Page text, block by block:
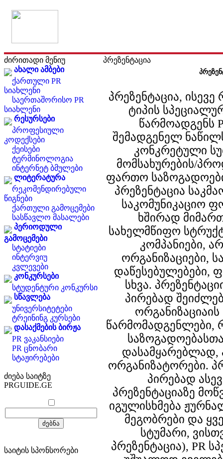
ძირითადი მენიუ
ახალი ამბები
ქართული PR
სიახლენი
საერთაშორისო PR
სიახლენი
რესურსები
პროფესიული
კოდექსები
ქეისები
ტერმინოლოგია
ინტერნეტ ბმულები
ლიტერატურა
რეკომენდირებული
წიგნები
ქართული გამოცემები
სასწავლო მასალები
პერიოდული
გამოცემები
სტატიები
ინტერვიუ
კვლევები
კონკურსები
სტუდენტური კონკურსი
სწავლება
უნივერსიტეტები
ტრეინინგ კურსები
დასაქმების ბირჟა
PR ვაკანსიები
PR ცნობარი
სტაჟირებები
ძიება საიტზე
PRGUIDE.GE
საიტის სპონსორები
პრეზენტაცია
პრეზენტაცია,
ტიპის
წარმოადგენს
შემადგენელ
კონკრეტული
მომსახურების/
ფართო
პრეზენტაცია
საკომუნიკაციო
ხშირად
სახელმწიფო
კომპანიები,
ორგანიზაციები,
დაწესებულებები,
სხვა.
პირებად
წარმომადგენლები,
დასამყარებლად,
ორგანიზატორები.
პირებად
პრეზენტაციაზე
იგულისხმება
მეგობრები და
სტუმარი,
პრეზენტაცია), PR